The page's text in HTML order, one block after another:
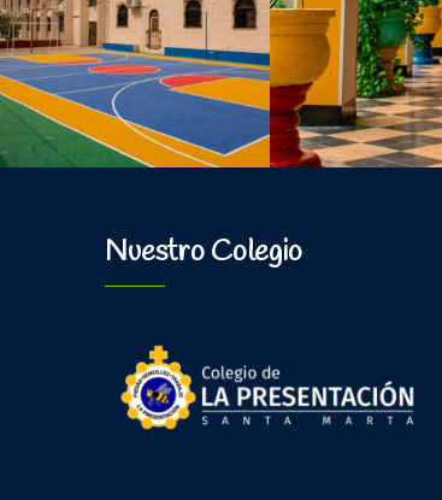
Nuestro Colegio